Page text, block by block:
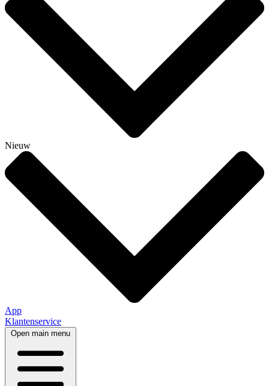
Nieuw
App
Klantenservice
Open main menu